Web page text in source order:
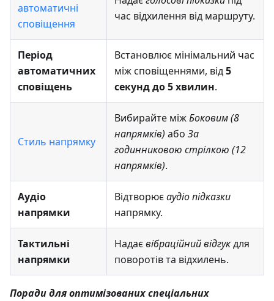
автоматичні
сповіщення
час відхилення від маршруту.
Період
автоматичних
сповіщень
Встановлює мінімальний час
між сповіщеннями, від5
секунд до 5 хвилин.
Стиль напрямку
Вибирайте міжБоковим (8
напрямків) або За
годинниковою стрілкою (12
напрямків).
Аудіо
напрямки
Відтворюєаудіо підказки
напрямку.
Тактильні
напрямки
Надаєвібраційний відгукдля
поворотів та відхилень.
Поради для оптимізованих спеціальних